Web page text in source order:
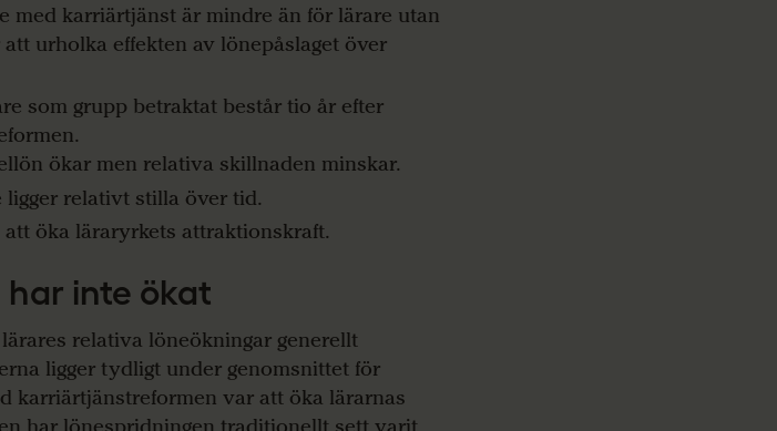
med karriärtjänst är mindre än för lärare utan
urholka effekten av lönepåslaget över
som grupp betraktat består tio år efter
ökar men relativa skillnaden minskar.
relativt stilla över tid.
öka läraryrkets attraktionskraft.
inte ökat
relativa löneökningar generellt
ligger tydligt under genomsnittet för
karriärtjänstreformen var att öka lärarnas